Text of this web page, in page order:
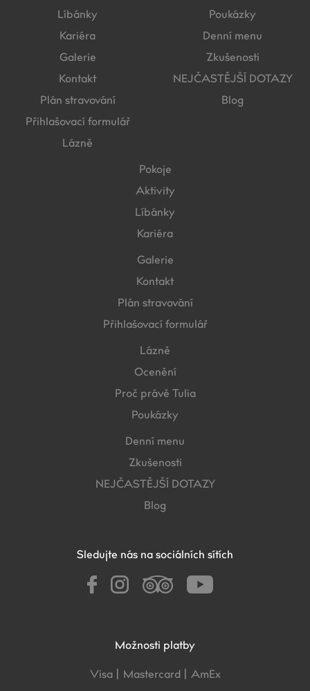
Líbánky
Kariéra
Galerie
Kontakt
Plán stravování
Přihlašovací formulář
Lázně
Poukázky
Denní menu
Zkušenosti
NEJČASTĚJŠÍ DOTAZY
Blog
Pokoje
Aktivity
Líbánky
Kariéra
Galerie
Kontakt
Plán stravování
Přihlašovací formulář
Lázně
Ocenění
Proč právě Tulia
Poukázky
Denní menu
Zkušenosti
NEJČASTĚJŠÍ DOTAZY
Blog
Sledujte nás na sociálních sítích
Možnosti platby
Visa | Mastercard | AmEx